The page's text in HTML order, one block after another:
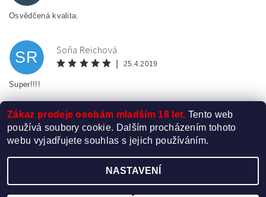
Osvědčená kvalita.
SR Soňa Reichová
25.4.2019
Super!!!!
Zákaz prodeje osobám mladším 18 let. Tento web
používá soubory cookie. Dalším procházením tohoto
webu vyjadřujete souhlas s jejich používáním.
NASTAVENÍ